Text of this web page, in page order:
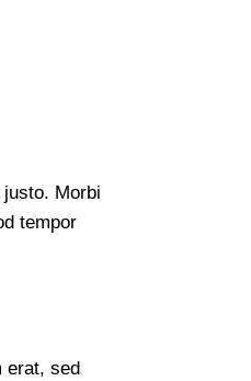
Morbi
tempor
erat, sed